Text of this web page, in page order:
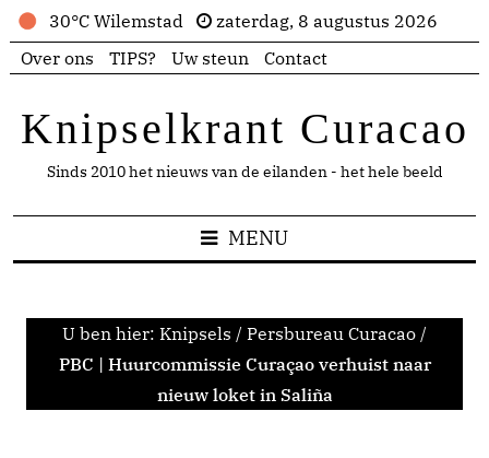
30°C Wilemstad
zaterdag, 8 augustus 2026
Over ons
TIPS? Uw steun Contact
Knipselkrant Curacao
Sinds 2010 het nieuws van de eilanden - het hele beeld
MENU
U ben hier: Knipsels / Persbureau Curacao /
PBC | Huurcommissie Curaçao verhuist naar
nieuw loket in Saliña